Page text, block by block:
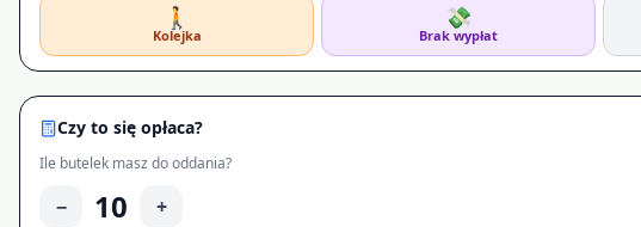
🚶
Kolejka
💸
Brak wypłat
Czy to się opłaca?
Ile butelek masz do oddania?
− 10 +